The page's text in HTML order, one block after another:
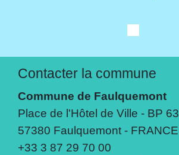
Contacter la commune
Commune de Faulquemont
Place de l'Hôtel de Ville - BP 63
57380 Faulquemont - FRANCE
+33 3 87 29 70 00